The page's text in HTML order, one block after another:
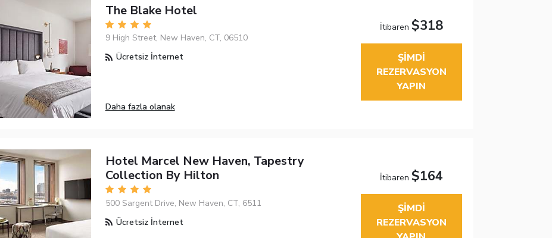
The Blake Hotel
9 High Street, New Haven, CT, 06510
Ücretsiz İnternet
Daha fazla olanak
İtibaren $318
ŞIMDI
REZERVASYON
YAPIN
Hotel Marcel New Haven, Tapestry
Collection By Hilton
500 Sargent Drive, New Haven, CT, 6511
Ücretsiz İnternet
İtibaren $164
ŞIMDI
REZERVASYON